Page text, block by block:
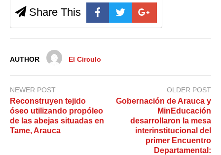
Share This
AUTHOR El Circulo
NEWER POST
Reconstruyen tejido
óseo utilizando propóleo
de las abejas situadas en
Tame, Arauca
OLDER POST
Gobernación de Arauca y
MinEducación
desarrollaron la mesa
interinstitucional del
primer Encuentro
Departamental: